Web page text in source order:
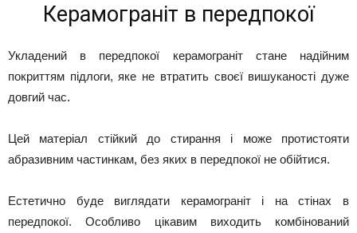
Керамограніт в передпокої
Укладений в передпокої керамограніт стане надійним
покриттям підлоги, яке не втратить своєї вишуканості дуже
довгий час.
Цей матеріал стійкий до стирання і може протистояти
абразивним частинкам, без яких в передпокої не обійтися.
Естетично буде виглядати керамограніт і на стінах в
передпокої. Особливо цікавим виходить комбінований